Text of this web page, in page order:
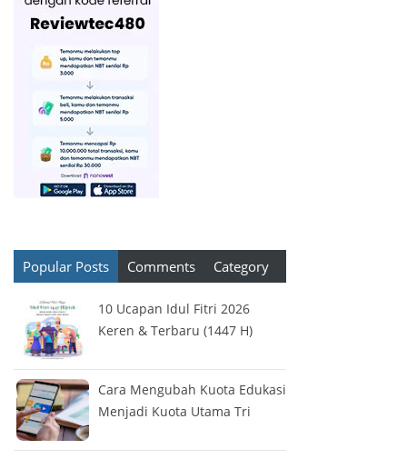
Popular Posts Comments Category
10 Ucapan Idul Fitri 2026
Keren & Terbaru (1447 H)
Cara Mengubah Kuota Edukasi
Menjadi Kuota Utama Tri